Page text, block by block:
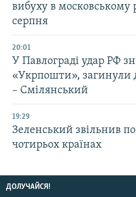
вибуху в московському
серпня
20:01
У Павлограді удар РФ
«Укрпошти», загинули
– Смілянський
19:29
Зеленський звільнив
чотирьох країнах
ДОЛУЧАЙСЯ!